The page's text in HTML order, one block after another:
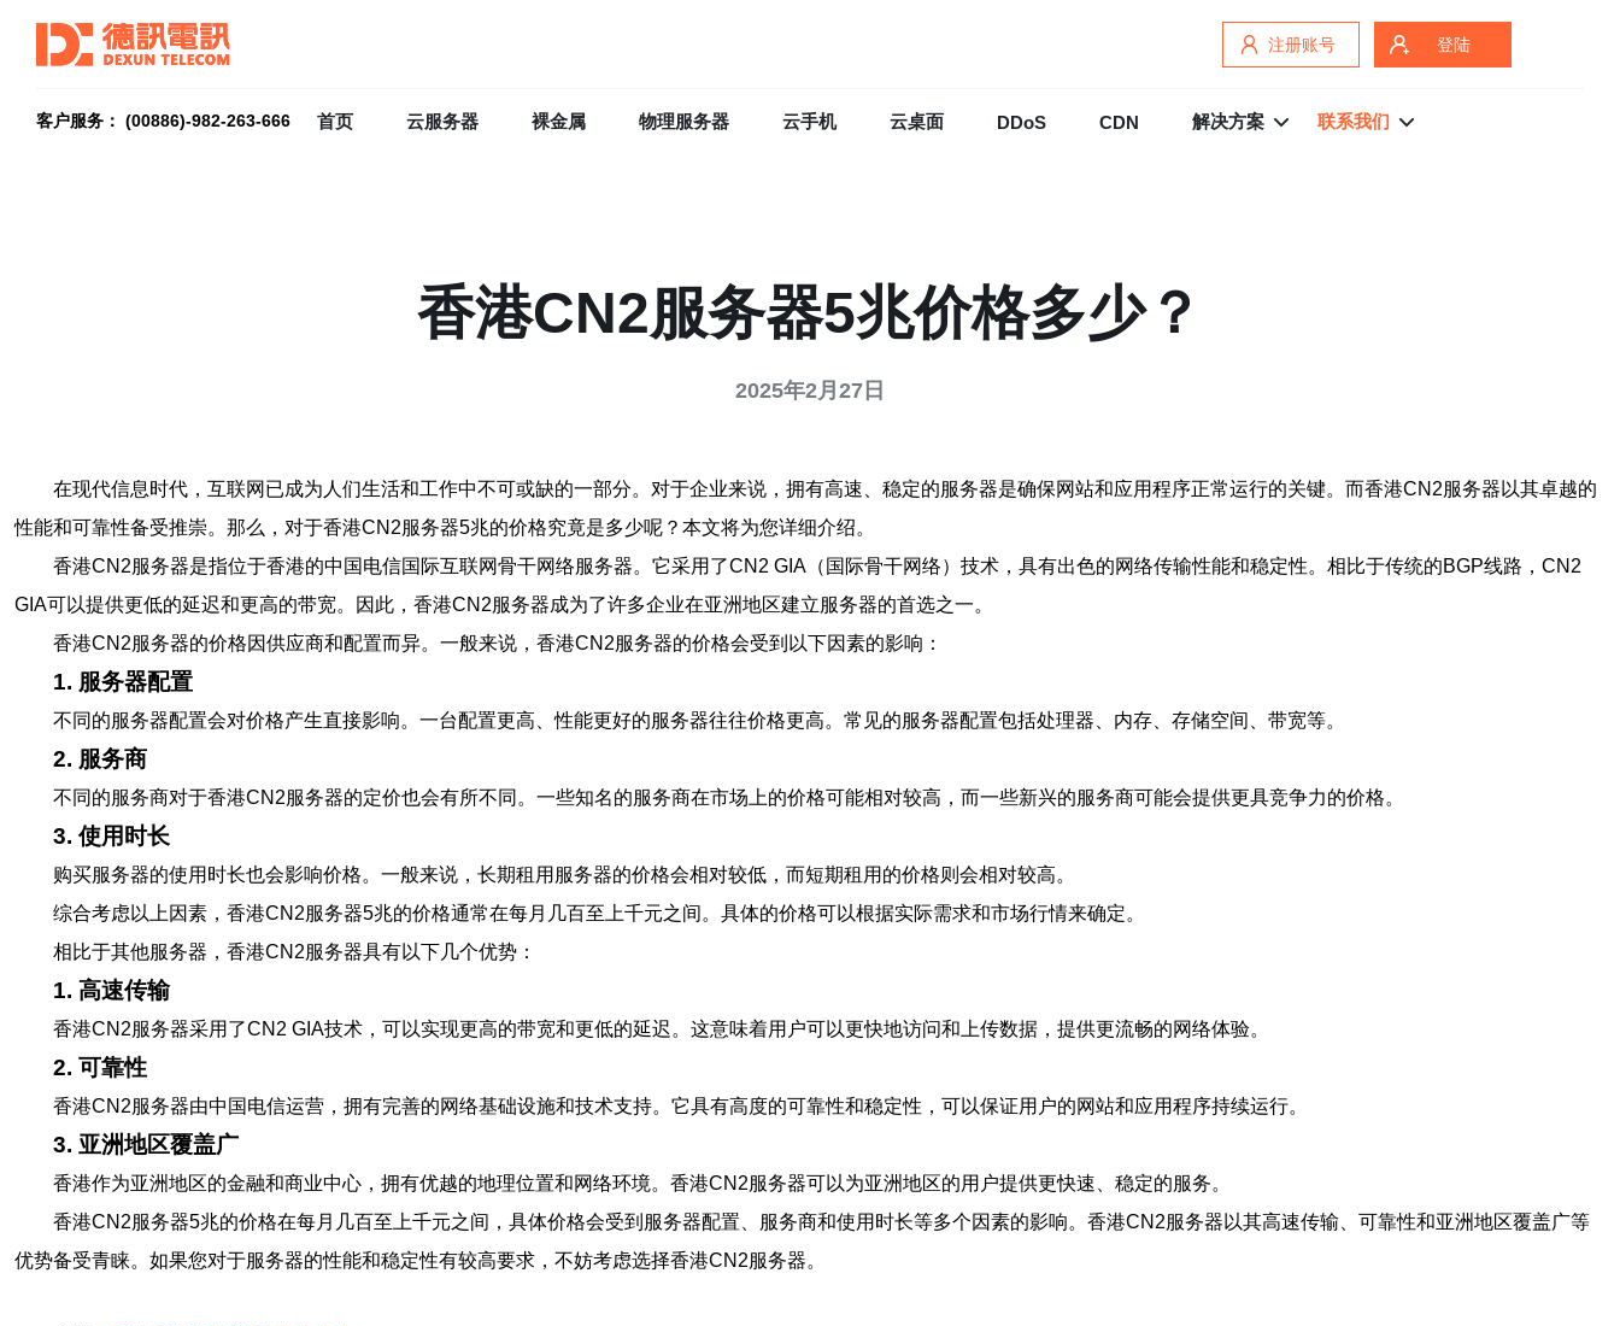
注册账号 登陆
客户服务： (00886)-982-263-666 首页 云服务器 裸金属 物理服务器 云手机 云桌面 DDoS CDN 解决方案 联系我们
香港CN2服务器5兆价格多少？
2025年2月27日
在现代信息时代，互联网已成为人们生活和工作中不可或缺的一部分。对于企业来说，拥有高速、稳定的服务器是确保网站和应用程序正常运行的关键。而香港CN2服务器以其卓越的
性能和可靠性备受推崇。那么，对于香港CN2服务器5兆的价格究竟是多少呢？本文将为您详细介绍。
香港CN2服务器是指位于香港的中国电信国际互联网骨干网络服务器。它采用了CN2 GIA（国际骨干网络）技术，具有出色的网络传输性能和稳定性。相比于传统的BGP线路，CN2
GIA可以提供更低的延迟和更高的带宽。因此，香港CN2服务器成为了许多企业在亚洲地区建立服务器的首选之一。
香港CN2服务器的价格因供应商和配置而异。一般来说，香港CN2服务器的价格会受到以下因素的影响：
1. 服务器配置
不同的服务器配置会对价格产生直接影响。一台配置更高、性能更好的服务器往往价格更高。常见的服务器配置包括处理器、内存、存储空间、带宽等。
2. 服务商
不同的服务商对于香港CN2服务器的定价也会有所不同。一些知名的服务商在市场上的价格可能相对较高，而一些新兴的服务商可能会提供更具竞争力的价格。
3. 使用时长
购买服务器的使用时长也会影响价格。一般来说，长期租用服务器的价格会相对较低，而短期租用的价格则会相对较高。
综合考虑以上因素，香港CN2服务器5兆的价格通常在每月几百至上千元之间。具体的价格可以根据实际需求和市场行情来确定。
相比于其他服务器，香港CN2服务器具有以下几个优势：
1. 高速传输
香港CN2服务器采用了CN2 GIA技术，可以实现更高的带宽和更低的延迟。这意味着用户可以更快地访问和上传数据，提供更流畅的网络体验。
2. 可靠性
香港CN2服务器由中国电信运营，拥有完善的网络基础设施和技术支持。它具有高度的可靠性和稳定性，可以保证用户的网站和应用程序持续运行。
3. 亚洲地区覆盖广
香港作为亚洲地区的金融和商业中心，拥有优越的地理位置和网络环境。香港CN2服务器可以为亚洲地区的用户提供更快速、稳定的服务。
香港CN2服务器5兆的价格在每月几百至上千元之间，具体价格会受到服务器配置、服务商和使用时长等多个因素的影响。香港CN2服务器以其高速传输、可靠性和亚洲地区覆盖广等
优势备受青睐。如果您对于服务器的性能和稳定性有较高要求，不妨考虑选择香港CN2服务器。